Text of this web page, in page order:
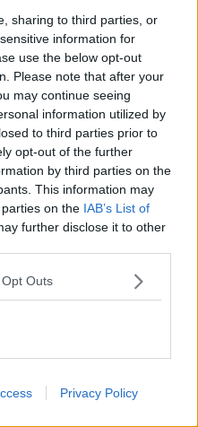
sharing to third parties, or
information for
use the below opt-out
Please note that after your
may continue seeing
information utilized by
to third parties prior to
opt-out of the further
by third parties on the
This information may
on the IAB’s List of
further disclose it to other
Outs
Privacy Policy